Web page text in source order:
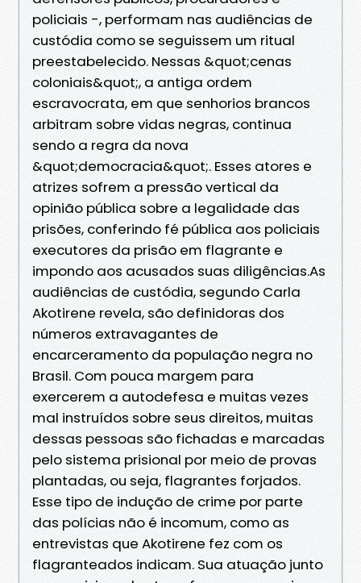
policiais -, performam nas audiências de
custódia como se seguissem um ritual
preestabelecido. Nessas &quot;cenas
coloniais&quot;, a antiga ordem
escravocrata, em que senhorios brancos
arbitram sobre vidas negras, continua
sendo a regra da nova
&quot;democracia&quot;. Esses atores e
atrizes sofrem a pressão vertical da
opinião pública sobre a legalidade das
prisões, conferindo fé pública aos policiais
executores da prisão em flagrante e
impondo aos acusados suas diligências.As
audiências de custódia, segundo Carla
Akotirene revela, são definidoras dos
números extravagantes de
encarceramento da população negra no
Brasil. Com pouca margem para
exercerem a autodefesa e muitas vezes
mal instruídos sobre seus direitos, muitas
dessas pessoas são fichadas e marcadas
pelo sistema prisional por meio de provas
plantadas, ou seja, flagrantes forjados.
Esse tipo de indução de crime por parte
das polícias não é incomum, como as
entrevistas que Akotirene fez com os
flagranteados indicam. Sua atuação junto